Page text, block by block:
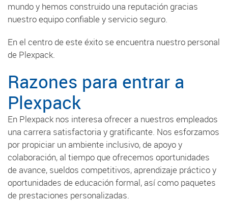
mundo y hemos construido una reputación gracias
nuestro equipo confiable y servicio seguro.
En el centro de este éxito se encuentra nuestro personal
de Plexpack.
Razones para entrar a
Plexpack
En Plexpack nos interesa ofrecer a nuestros empleados
una carrera satisfactoria y gratificante. Nos esforzamos
por propiciar un ambiente inclusivo, de apoyo y
colaboración, al tiempo que ofrecemos oportunidades
de avance, sueldos competitivos, aprendizaje práctico y
oportunidades de educación formal, así como paquetes
de prestaciones personalizadas.